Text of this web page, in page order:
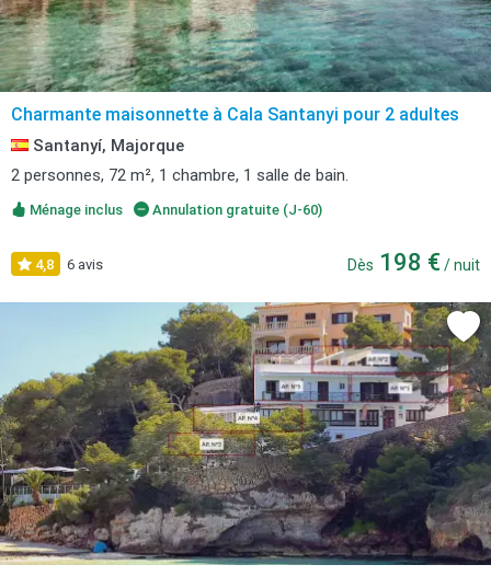
Charmante maisonnette à Cala Santanyi pour 2 adultes
Santanyí, Majorque
2 personnes, 72 m², 1 chambre, 1 salle de bain.
Ménage inclus Annulation gratuite (J-60)
4,8 6 avis Dès 198 € / nuit